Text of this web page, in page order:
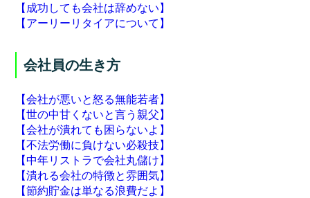
【成功しても会社は辞めない】
【アーリーリタイアについて】
会社員の生き方
【会社が悪いと怒る無能若者】
【世の中甘くないと言う親父】
【会社が潰れても困らないよ】
【不法労働に負けない必殺技】
【中年リストラで会社丸儲け】
【潰れる会社の特徴と雰囲気】
【節約貯金は単なる浪費だよ】